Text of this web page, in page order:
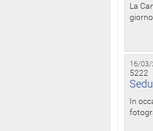
La
16/03/
5222
In